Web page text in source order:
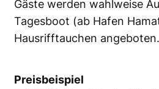
Gäste werden wahlweise
Tagesboot (ab Hafen
Hausrifftauchen angeboten.
Preisbeispiel